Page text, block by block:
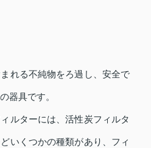
れる不純物をろ過し、安全で
器具です。
ルターには、活性炭フィルタ
いくつかの種類があり、フィ